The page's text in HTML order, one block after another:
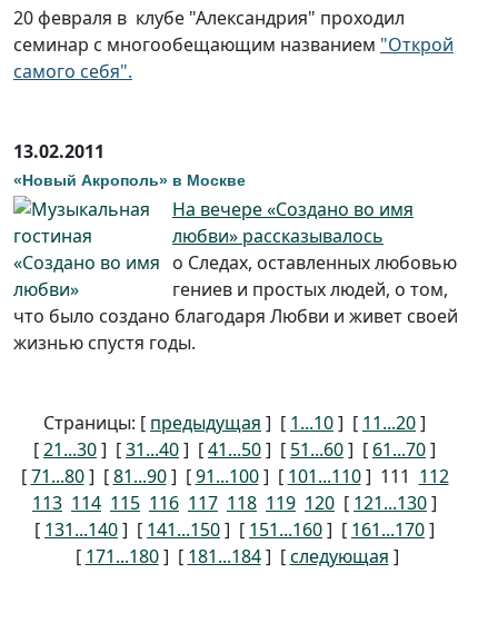
20 февраля в клубе "Александрия" проходил
семинар с многообещающим названием "Открой
самого себя".
13.02.2011
«Новый Акрополь» в Москве
На вечере «Создано во имя
любви» рассказывалось
о Следах, оставленных любовью
гениев и простых людей, о том,
что было создано благодаря Любви и живет своей
жизнью спустя годы.
Страницы: [ предыдущая ] [ 1...10] [ 11...20]
[21...30] [31...40] [41...50] [ 51...60] [ 61...70]
[71...80] [81...90] [91...100] [ 101...110] 111 112
113 114 115 116 117 118 119 120 [ 121...130]
[ 131...140] [ 141...150] [ 151...160] [ 161...170]
[ 171...180] [ 181...184] [следующая ]